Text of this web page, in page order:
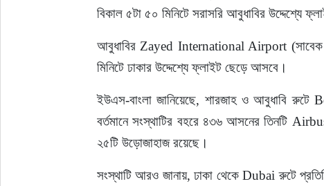
বিকাল ৫টা ৫০ মিনিটে সরাসরি আবুধাবির উদ্দেশ্যে
আবুধাবির Zayed International Airport (সাবেক
মিনিটে ঢাকার উদ্দেশ্যে ফ্লাইট ছেড়ে আসবে।
ইউএস-বাংলা জানিয়েছে, শারজাহ ও আবুধাবি
বর্তমানে সংস্থাটির বহরে ৪৩৬ আসনের তিনটি
২৫টি উড়োজাহাজ রয়েছে।
সংস্থাটি আরও জানায়, ঢাকা থেকে Dubai রুটে